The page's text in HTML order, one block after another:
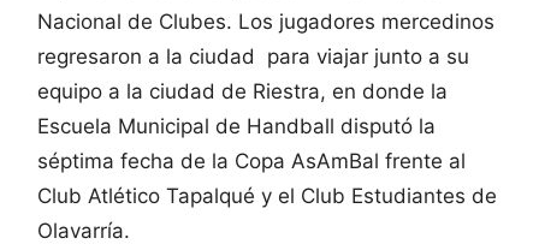
Nacional de Clubes. Los jugadores mercedinos
regresaron a la ciudad para viajar junto a su
equipo a la ciudad de Riestra, en donde la
Escuela Municipal de Handball disputó la
séptima fecha de la Copa AsAmBal frente al
Club Atlético Tapalqué y el Club Estudiantes de
Olavarría.